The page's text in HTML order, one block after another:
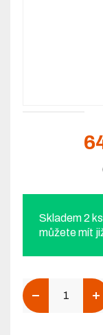
Skladem 2
můžete mít